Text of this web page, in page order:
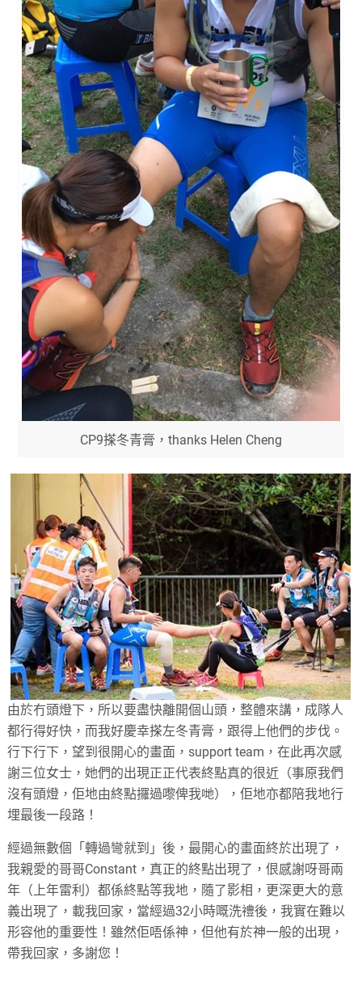
CP9搽冬青膏，thanks Helen Cheng
由於冇頭燈下，所以要盡快離開個山頭，整體來講，成隊人
都行得好快，而我好慶幸搽左冬青膏，跟得上他們的步伐。
行下行下，望到很開心的畫面，support team，在此再次感
謝三位女士，她們的出現正正代表終點真的很近（事原我們
沒有頭燈，佢地由終點攞過嚟俾我哋），佢地亦都陪我地行
埋最後一段路！
經過無數個「轉過彎就到」後，最開心的畫面終於出現了，
我親愛的哥哥Constant，真正的終點出現了，佷感謝呀哥兩
年（上年雷利）都係終點等我地，隨了影相，更深更大的意
義出現了，載我回家，當經過32小時嘅洗禮後，我實在難以
形容他的重要性！雖然佢唔係神，但他有於神一般的出現，
帶我回家，多謝您！